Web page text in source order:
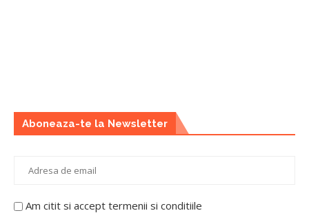
Aboneaza-te la Newsletter
Am citit si accept termenii si conditiile